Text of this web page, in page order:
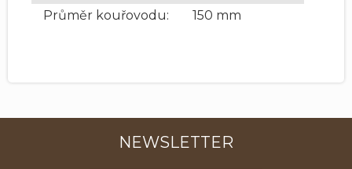
Průměr kouřovodu: 150 mm
NEWSLETTER